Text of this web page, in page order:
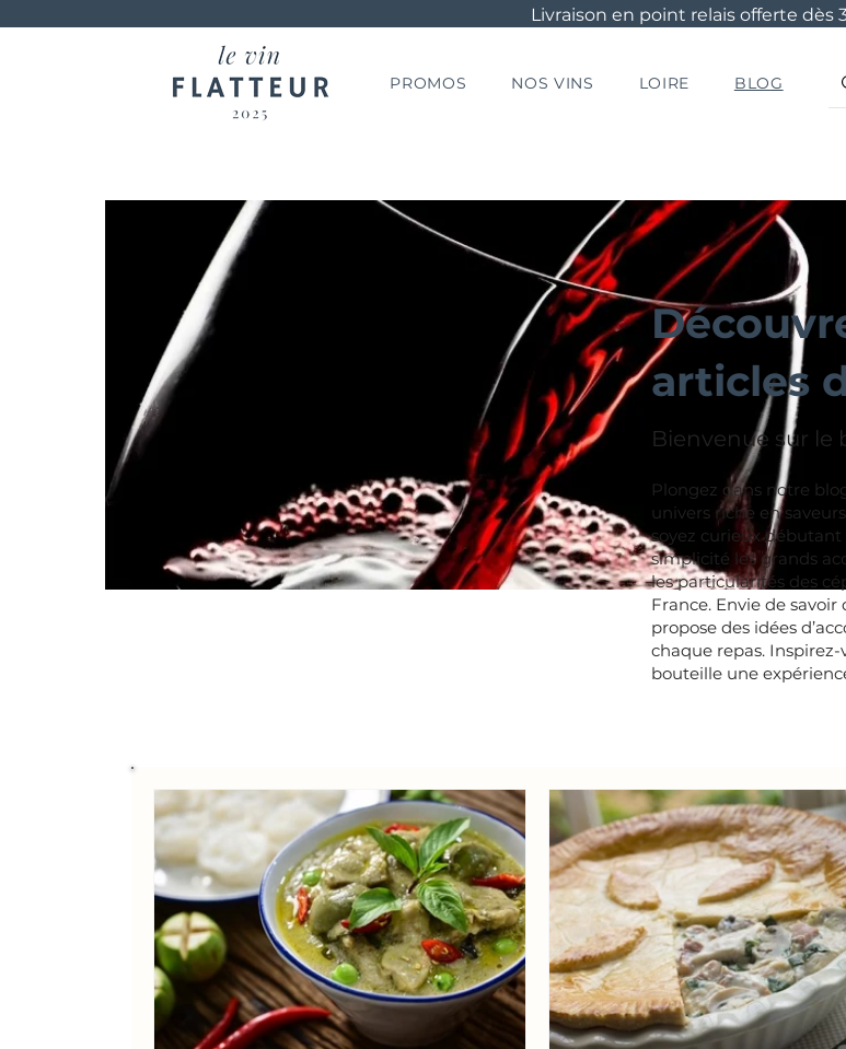
Livraison en point relais offerte dès
PROMOS NOS VINS LOIRE BLOG
Bienvenue sur le
Plongez dans notre
univers riche en
soyez curieux
simplicité les grands
les particularités des
France. Envie de
propose des idées
chaque repas.
bouteille une
articles